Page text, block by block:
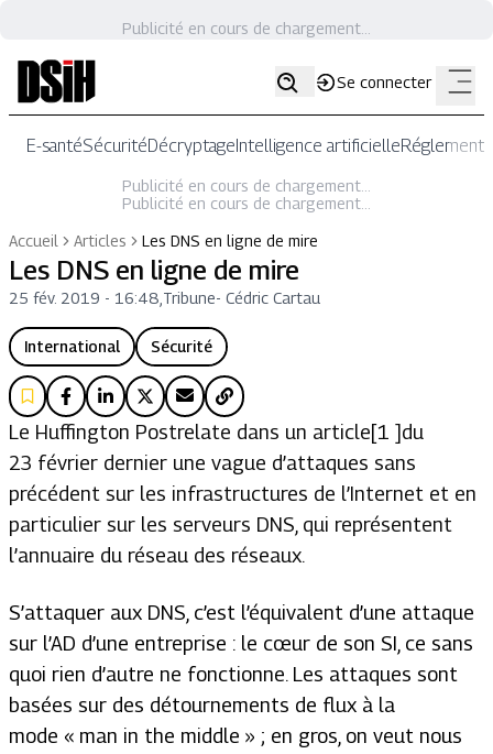
Publicité en cours de chargement...
Se connecter
E-santéSécuritéDécryptageIntelligence artificielle
Publicité en cours de chargement...
Publicité en cours de chargement...
Accueil
Articles Les DNS en ligne de mire
Les DNS en ligne de mire
25 fév. 2019 - 16:48 Tribune- Cédric Cartau
International Sécurité
Le Huffington Postrelate dans un article[1 ]du
23 février dernier une vague d’attaques sans
précédent sur les infrastructures de l’Internet et en
particulier sur les serveurs DNS, qui représentent
l’annuaire du réseau des réseaux.
S’attaquer aux DNS, c’est l’équivalent d’une attaque
sur l’AD d’une entreprise : le cœur de son SI, ce sans
quoi rien d’autre ne fonctionne. Les attaques sont
basées sur des détournements de flux à la
mode « man in the middle » ; en gros, on veut nous